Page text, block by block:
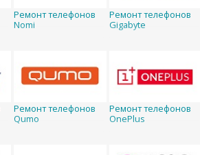
Ремонт телефонов
Nomi
Ремонт телефонов
Gigabyte
Ремонт телефонов
Qumo
Ремонт телефонов
OnePlus